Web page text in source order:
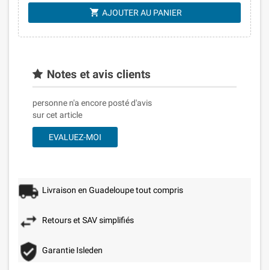
shopping_cart AJOUTER AU PANIER
Notes et avis clients
personne n'a encore posté d'avis
sur cet article
EVALUEZ-MOI
Livraison en Guadeloupe tout compris
Retours et SAV simplifiés
Garantie Isleden